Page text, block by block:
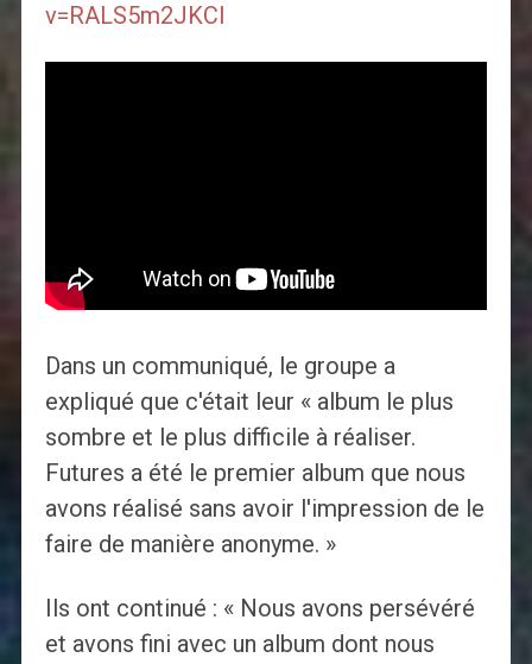
v=RALS5m2JKCI
Dans un communiqué, le groupe a
expliqué que c'était leur « album le plus
sombre et le plus difficile à réaliser.
Futures a été le premier album que nous
avons réalisé sans avoir l'impression de le
faire de manière anonyme. »
Ils ont continué : « Nous avons persévéré
et avons fini avec un album dont nous